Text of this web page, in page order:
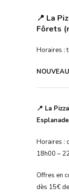
📍 La
Fôrets
Horaires :
NOUVEAU
📍 La
Horaires :
18h00 –
Offres en
dès 15€